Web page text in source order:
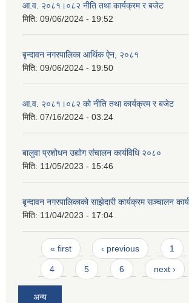
आ.व. २०८१।०८२ नीति तथा कार्यक्रम र बजेट
मिति: 09/06/2024 - 19:52
बृन्दावन नगरपालिका आर्थिक ऐन, २०८१
मिति: 09/06/2024 - 19:50
आ.व. २०८१।०८२ को नीति तथा कार्यक्रम र बजेट
मिति: 07/16/2024 - 03:24
बालुवा प्रशोधन उद्योग संचालन कार्यविधि २०८०
मिति: 11/05/2023 - 15:46
बृन्दावन नगरपालिकाको साझेदारी कार्यक्रम सञ्चालन
मिति: 11/04/2023 - 17:04
Pages
« first ‹ previous 1
4 5 6 next ›
अन्य